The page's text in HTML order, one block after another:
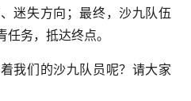
迷失方向；最终，沙九队伍
务，抵达终点。
我们的沙九队员呢？请大家